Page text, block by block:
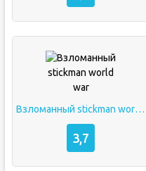
Взломанный stickman world war
3,7